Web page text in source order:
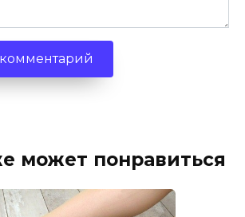
может понравиться